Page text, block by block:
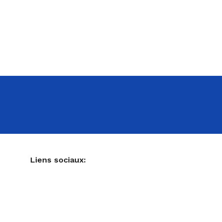
Liens sociaux: